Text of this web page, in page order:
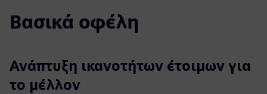
Βασικά οφέλη
Ανάπτυξη ικανοτήτων έτοιμων για
το μέλλον